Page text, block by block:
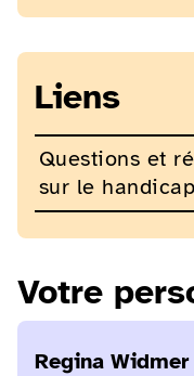
Liens
Questions et
sur le
Votre
Regina Widmer